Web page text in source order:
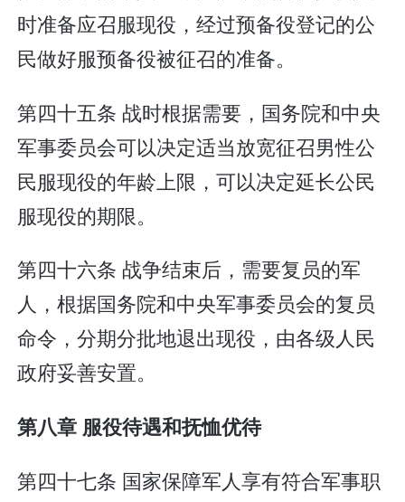
时准备应召服现役，经过预备役登记的公
民做好服预备役被征召的准备。
第四十五条 战时根据需要，国务院和中央
军事委员会可以决定适当放宽征召男性公
民服现役的年龄上限，可以决定延长公民
服现役的期限。
第四十六条 战争结束后，需要复员的军
人，根据国务院和中央军事委员会的复员
命令，分期分批地退出现役，由各级人民
政府妥善安置。
第八章 服役待遇和抚恤优待
第四十七条 国家保障军人享有符合军事职